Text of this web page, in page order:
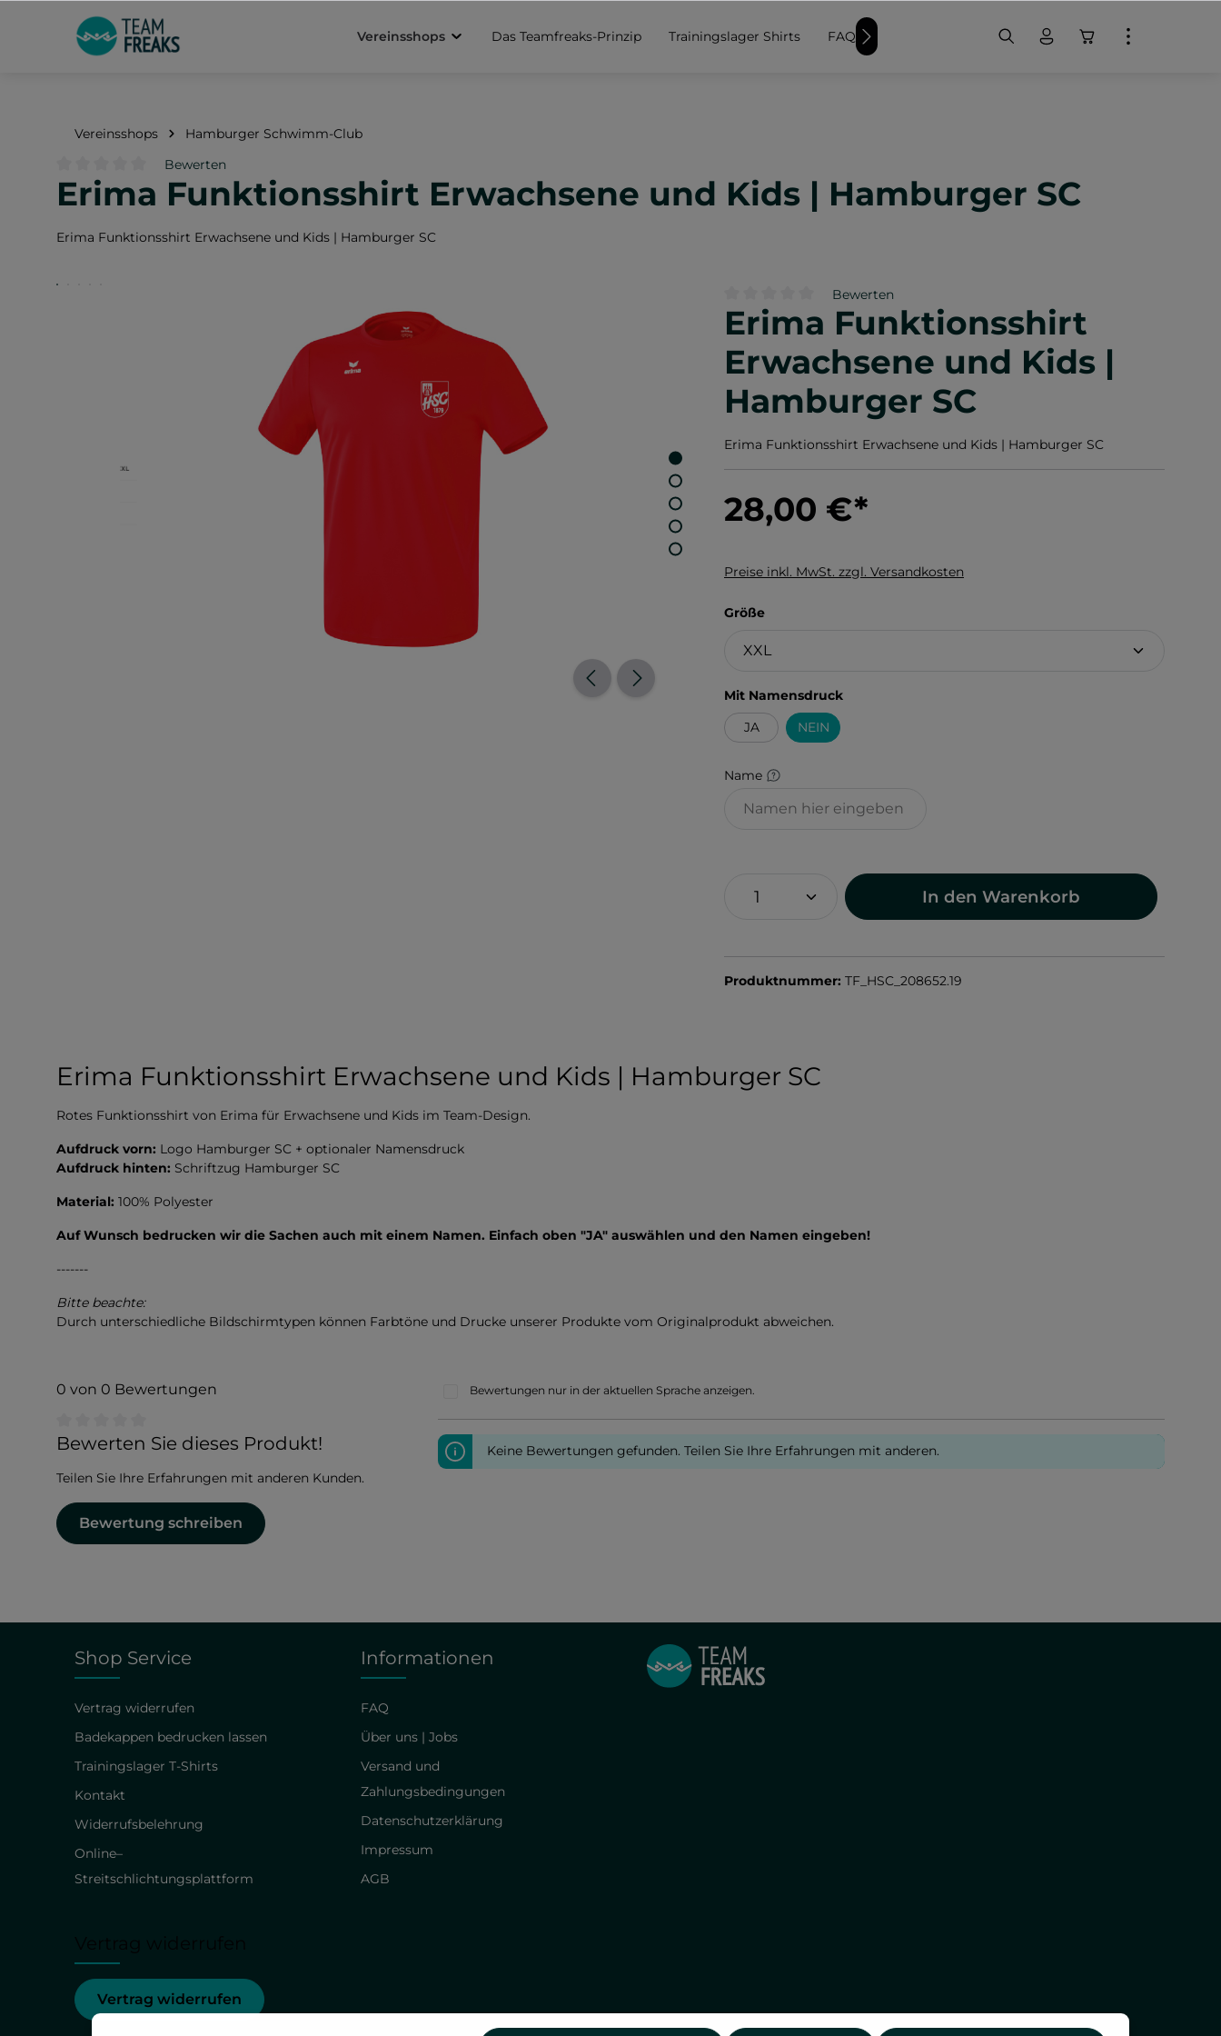
Zur Hauptnavigation springen
Vereinsshops
Das Teamfreaks-Prinzip Trainingslager Shirts FAQ Weitere Schwimmer-Produkte Badekappen
Vereinsshops Hamburger Schwimm-Club
Durchschnittliche Bewertung von 0 von 5 Sternen
Bewerten
Erima Funktionsshirt Erwachsene und Kids | Hamburger SC
Erima Funktionsshirt Erwachsene und Kids | Hamburger SC
Durchschnittliche Bewertung von 0 von 5 Sternen
Bewerten
Erima Funktionsshirt
Erwachsene und Kids |
Hamburger SC
Erima Funktionsshirt Erwachsene und Kids | Hamburger SC
28,00 €*
Preise inkl. MwSt. zzgl. Versandkosten
Größeauswählen
Mit Namensdruckauswählen
JA
NEIN
Name
In den Warenkorb
Produktnummer: TF_HSC_208652.19
Erima Funktionsshirt Erwachsene und Kids | Hamburger SC
Rotes Funktionsshirt von Erima für Erwachsene und Kids im Team-Design.
Aufdruck vorn: Logo Hamburger SC + optionaler Namensdruck
Aufdruck hinten: Schriftzug Hamburger SC
Material: 100% Polyester
Auf Wunsch bedrucken wir die Sachen auch mit einem Namen. Einfach oben "JA" auswählen und den Namen eingeben!
-------
Bitte beachte:
Durch unterschiedliche Bildschirmtypen können Farbtöne und Drucke unserer Produkte vom Originalprodukt abweichen.
0 von 0 Bewertungen
Durchschnittliche Bewertung von 0 von 5 Sternen
Bewerten Sie dieses Produkt!
Teilen Sie Ihre Erfahrungen mit anderen Kunden.
Bewertung schreiben
Bewertungen nur in der aktuellen Sprache anzeigen.
Keine Bewertungen gefunden. Teilen Sie Ihre Erfahrungen mit anderen.
Vertrag widerrufen
Shop Service
Vertrag widerrufen
Badekappen bedrucken lassen
Trainingslager T-Shirts
Kontakt
Widerrufsbelehrung
Online–
Streitschlichtungsplattform
Informationen
FAQ
Über uns | Jobs
Versand und
Zahlungsbedingungen
Datenschutzerklärung
Impressum
AGB